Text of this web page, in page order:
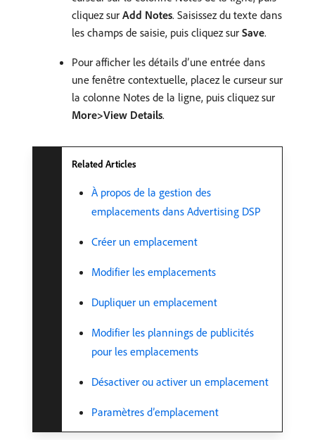
cliquez sur Add Notes. Saisissez du texte dans
les champs de saisie, puis cliquez sur Save.
Pour afficher les détails d’une entrée dans
une fenêtre contextuelle, placez le curseur sur
la colonne Notes de la ligne, puis cliquez sur
More>View Details.
Related Articles
À propos de la gestion des
emplacements dans Advertising DSP
Créer un emplacement
Modifier les emplacements
Dupliquer un emplacement
Modifier les plannings de publicités
pour les emplacements
Désactiver ou activer un emplacement
Paramètres d’emplacement